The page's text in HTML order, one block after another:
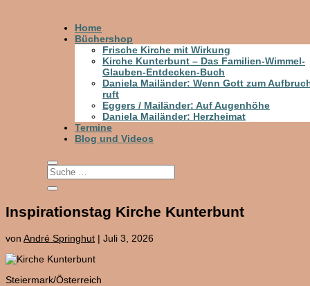
Home
Büchershop
Frische Kirche mit Wirkung
Kirche Kunterbunt – Das Familien-Wimmel-
Glauben-Entdecken-Buch
Daniela Mailänder: Wenn Gott zum
ruft
Eggers / Mailänder: Auf Augenhöhe
Daniela Mailänder: Herzheimat
Termine
Blog und Videos
Inspirationstag Kirche Kunterbunt
von André Springhut | Juli 3, 2026
Steiermark/Österreich